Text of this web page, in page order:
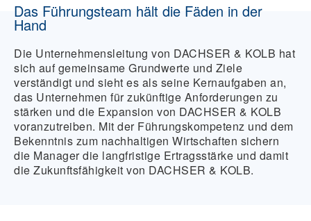
Das Führungsteam hält die Fäden in der
Hand
Die Unternehmensleitung von DACHSER & KOLB hat
sich auf gemeinsame Grundwerte und Ziele
verständigt und sieht es als seine Kernaufgaben an,
das Unternehmen für zukünftige Anforderungen zu
stärken und die Expansion von DACHSER & KOLB
voranzutreiben. Mit der Führungskompetenz und dem
Bekenntnis zum nachhaltigen Wirtschaften sichern
die Manager die langfristige Ertragsstärke und damit
die Zukunftsfähigkeit von DACHSER & KOLB.